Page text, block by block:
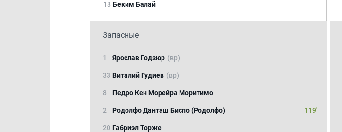
18 Беким Балай
Запасные
1 Ярослав Годзюр (вр)
33 Виталий Гудиев (вр)
8 Педро Кен Морейра Моритимо
2 Родолфо Данташ Биспо (Родолфо) 119'
20 Габриэл Торже